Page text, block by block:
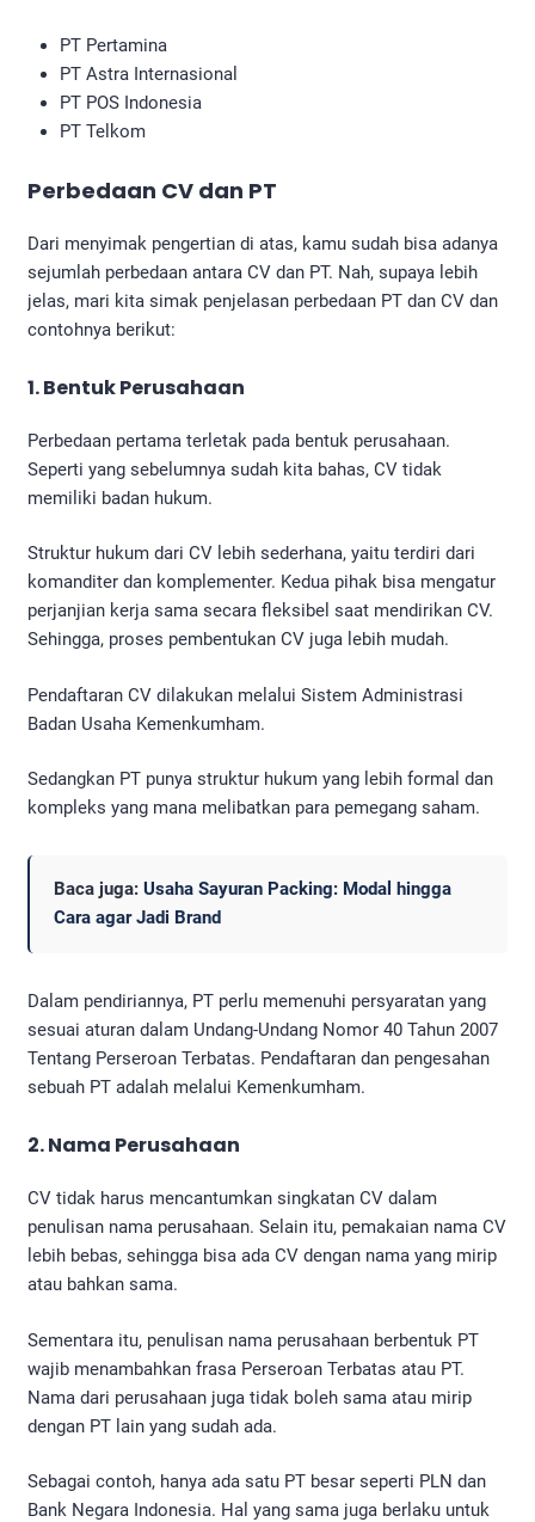
PT Pertamina
PT Astra Internasional
PT POS Indonesia
PT Telkom
Perbedaan CV dan PT
Dari menyimak pengertian di atas, kamu sudah bisa adanya
sejumlah perbedaan antara CV dan PT. Nah, supaya lebih
jelas, mari kita simak penjelasan perbedaan PT dan CV dan
contohnya berikut:
1. Bentuk Perusahaan
Perbedaan pertama terletak pada bentuk perusahaan.
Seperti yang sebelumnya sudah kita bahas, CV tidak
memiliki badan hukum.
Struktur hukum dari CV lebih sederhana, yaitu terdiri dari
komanditer dan komplementer. Kedua pihak bisa mengatur
perjanjian kerja sama secara fleksibel saat mendirikan CV.
Sehingga, proses pembentukan CV juga lebih mudah.
Pendaftaran CV dilakukan melalui Sistem Administrasi
Badan Usaha Kemenkumham.
Sedangkan PT punya struktur hukum yang lebih formal dan
kompleks yang mana melibatkan para pemegang saham.
Baca juga: Usaha Sayuran Packing: Modal hingga
Cara agar Jadi Brand
Dalam pendiriannya, PT perlu memenuhi persyaratan yang
sesuai aturan dalam Undang-Undang Nomor 40 Tahun 2007
Tentang Perseroan Terbatas. Pendaftaran dan pengesahan
sebuah PT adalah melalui Kemenkumham.
2. Nama Perusahaan
CV tidak harus mencantumkan singkatan CV dalam
penulisan nama perusahaan. Selain itu, pemakaian nama CV
lebih bebas, sehingga bisa ada CV dengan nama yang mirip
atau bahkan sama.
Sementara itu, penulisan nama perusahaan berbentuk PT
wajib menambahkan frasa Perseroan Terbatas atau PT.
Nama dari perusahaan juga tidak boleh sama atau mirip
dengan PT lain yang sudah ada.
Sebagai contoh, hanya ada satu PT besar seperti PLN dan
Bank Negara Indonesia. Hal yang sama juga berlaku untuk